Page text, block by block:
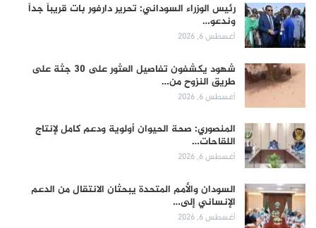
رئيس الوزراء السوداني: تحرير دارفور بات قريباً جداً
وندعو…
أغسطس 6, 2026
شهود يكشفون تفاصيل العثور على 30 جثة على
طريق النزوح من…
أغسطس 6, 2026
المنصوري: صحة الحيوان أولوية ودعم كامل لإنتاج
اللقاحات…
أغسطس 6, 2026
السودان والأمم المتحدة يبحثان الانتقال من الدعم
الإنساني إلى…
أغسطس 6, 2026